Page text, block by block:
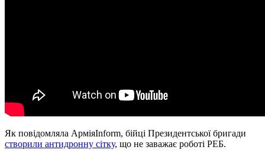
Як повідомляла АрміяInform, бійці Президентської бригади
створили антидронну сітку, що не заважає роботі РЕБ.